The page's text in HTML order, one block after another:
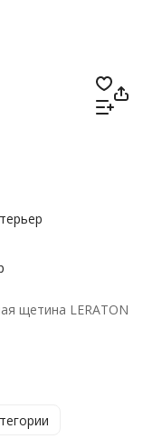
щетина LERATON